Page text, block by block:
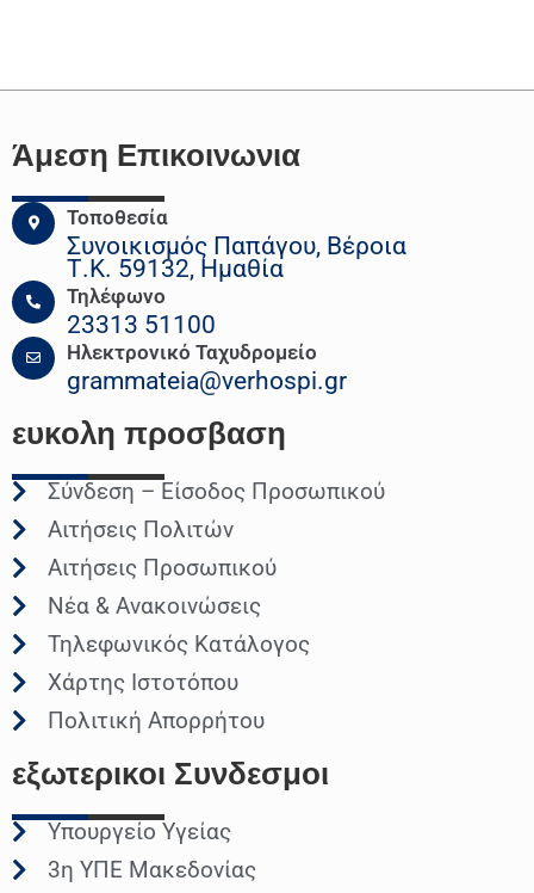
Άμεση Επικοινωνια
Τοποθεσία
Συνοικισμός Παπάγου, Βέροια
Τ.Κ. 59132, Ημαθία
Τηλέφωνο
23313 51100
Ηλεκτρονικό Ταχυδρομείο
grammateia@verhospi.gr
ευκολη προσβαση
Σύνδεση – Είσοδος Προσωπικού
Αιτήσεις Πολιτών
Αιτήσεις Προσωπικού
Νέα & Ανακοινώσεις
Τηλεφωνικός Κατάλογος
Χάρτης Ιστοτόπου
Πολιτική Απορρήτου
εξωτερικοι Συνδεσμοι
Υπουργείο Υγείας
3η ΥΠΕ Μακεδονίας